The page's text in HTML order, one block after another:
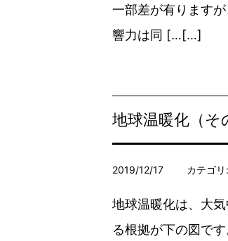
一部差が有ります
響力は同 […
地球温暖化（
2019/12/17 カテゴリ:
地球温暖化は、大
る根拠が下の図で